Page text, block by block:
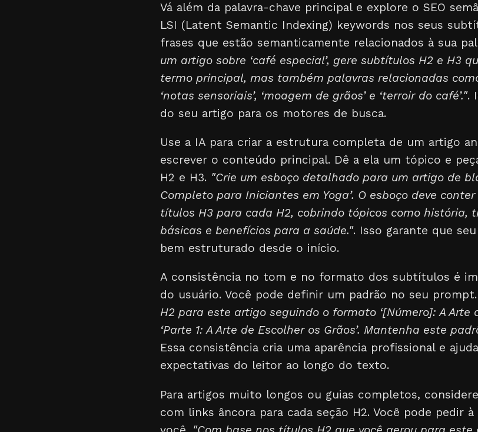
Vá além da palavra-chave principal e explore o SEO
LSI (Latent Semantic Indexing) keywords nos seus
frases que estão semanticamente relacionados à sua
um artigo sobre ‘café especial’, gere subtítulos H2 e H3
termo principal, mas também palavras relacionadas
‘notas sensoriais’, ‘moagem de grãos’ e ‘terroir do café’.".
do seu artigo para os motores de busca.
Use a IA para criar a estrutura completa de um artigo
escrever o conteúdo principal. Dê a ela um tópico e
H2 e H3. "Crie um esboço detalhado para um artigo de
Completo para Iniciantes em Yoga’. O esboço deve
títulos H3 para cada H2, cobrindo tópicos como história,
básicas e benefícios para a saúde.". Isso garante que
bem estruturado desde o início.
A consistência no tom e no formato dos subtítulos é
do usuário. Você pode definir um padrão no seu prompt.
H2 para este artigo seguindo o formato ‘[Número]: A Arte
‘Parte 1: A Arte de Escolher os Grãos’. Mantenha este
Essa consistência cria uma aparência profissional e
expectativas do leitor ao longo do texto.
Para artigos muito longos ou guias completos,
com links âncora para cada seção H2. Você pode pedir